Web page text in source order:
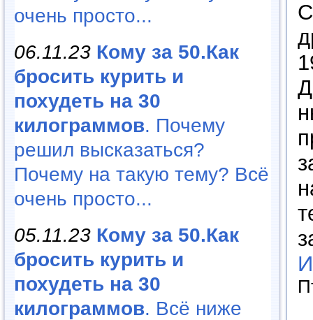
очень просто...
06.11.23 Кому за 50.Как
бросить курить и
похудеть на 30
килограммов. Почему
решил высказаться?
Почему на такую тему? Всё
очень просто...
05.11.23 Кому за 50.Как
бросить курить и
похудеть на 30
килограммов. Всё ниже